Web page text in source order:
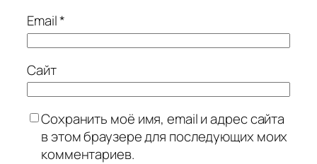
Email*
Сайт
Сохранить моё имя, email и адрес сайта
в этом браузере для последующих моих
комментариев.